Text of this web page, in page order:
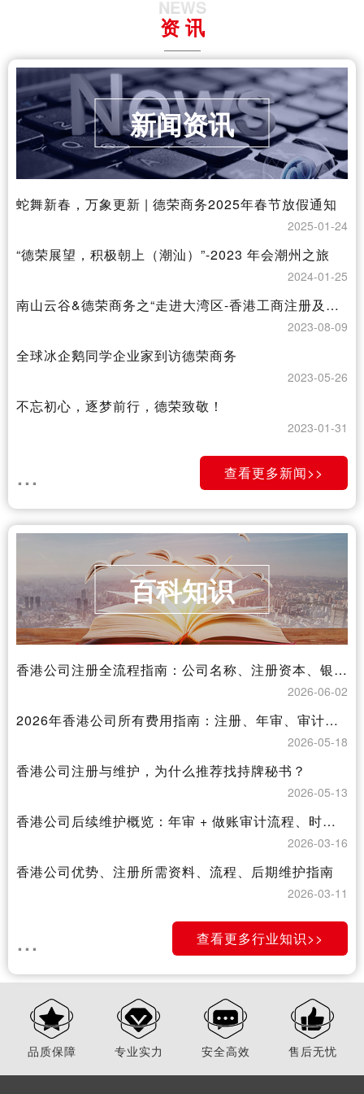
NEWS
资 讯
新闻资讯
蛇舞新春，万象更新 | 德荣商务2025年春节放假通知
2025-01-24
“德荣展望，积极朝上（潮汕）”-2023 年会潮州之旅
2024-01-25
南山云谷&德荣商务之“走进大湾区-香港工商注册及银行开户”讲座圆满结束
2023-08-09
全球冰企鹅同学企业家到访德荣商务
2023-05-26
不忘初心，逐梦前行，德荣致敬！
2023-01-31
... 查看更多新闻>>
百科知识
香港公司注册全流程指南：公司名称、注册资本、银行开户、后续维护完整解析
2026-06-02
2026年香港公司所有费用指南：注册、年审、审计、注销、开户，一次讲清
2026-05-18
香港公司注册与维护，为什么推荐找持牌秘书？
2026-05-13
香港公司后续维护概览：年审 + 做账审计流程、时间、准备资料及注意事项
2026-03-16
香港公司优势、注册所需资料、流程、后期维护指南
2026-03-11
... 查看更多行业知识>>
品质保障 专业实力 安全高效 售后无忧